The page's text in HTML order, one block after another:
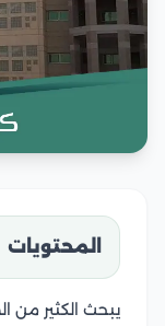
المحتويات
يبحث الكثير من